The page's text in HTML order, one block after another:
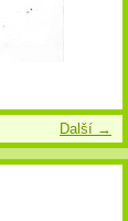
Další →